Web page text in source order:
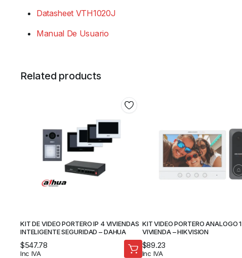
Datasheet VTH1020J
Manual De Usuario
Related products
KIT DE VIDEO PORTERO IP 4 VIVIENDAS
INTELIGENTE SEGURIDAD – DAHUA
$547.78
Inc IVA
KIT VIDEO PORTERO ANALOGO 1
VIVIENDA – HIKVISION
$89.23
Inc IVA